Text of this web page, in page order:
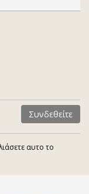
Συνδεθείτε
αυτο το